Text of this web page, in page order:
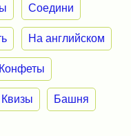
Соедини
На английском
Конфеты
Квизы Башня